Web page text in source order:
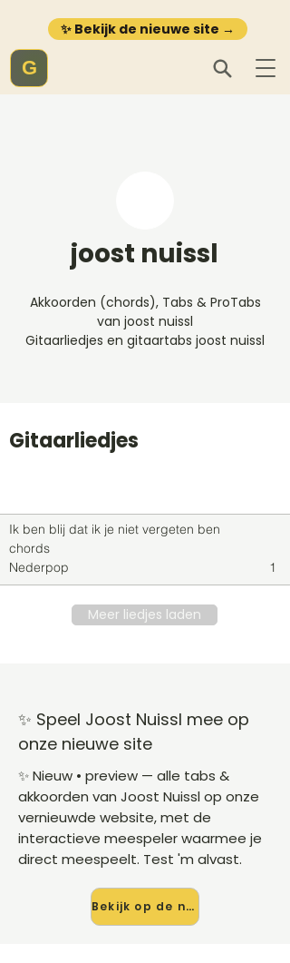
✨ Bekijk de nieuwe site →
G
joost nuissl
Akkoorden (chords), Tabs & ProTabs
van joost nuissl
Gitaarliedjes en gitaartabs joost nuissl
Gitaarliedjes
Ik ben blij dat ik je niet vergeten ben
chords
Nederpop
1
Meer liedjes laden
✨ Speel Joost Nuissl mee op
onze nieuwe site
✨ Nieuw • preview — alle tabs &
akkoorden van Joost Nuissl op onze
vernieuwde website, met de
interactieve meespeler waarmee je
direct meespeelt. Test 'm alvast.
Bekijk op de nieuwe site →